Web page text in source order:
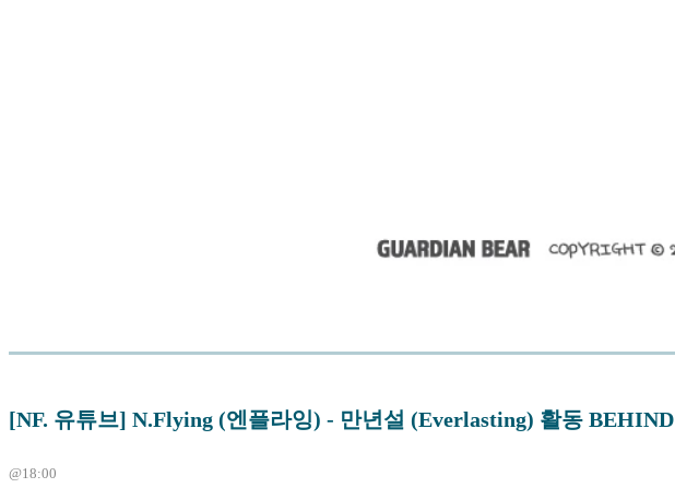
[NF. 유튜브] N.Flying (엔플라잉) - 만년설 (Everlasting) 활동 BEHIND
@18:00